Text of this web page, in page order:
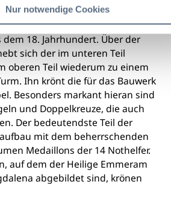
Nur notwendige Cookies
ist ein Achteckbau mit
18. Jahrhundert. Über der
sich der im unteren Teil
oberen Teil wiederum zu einem
Ihn krönt die für das Bauwerk
Besonders markant hieran sind
und Doppelkreuze, die auch
Der bedeutendste Teil der
mit dem beherrschenden
Medaillons der 14 Nothelfer.
auf dem der Heilige Emmeram
abgebildet sind, krönen